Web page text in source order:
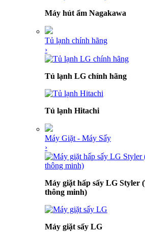
Máy hút ẩm Nagakawa
Tủ lạnh chính hãng
›
Tủ lạnh LG chính hãng
Tủ lạnh Hitachi
Máy Giặt - Máy Sấy
›
Máy giặt hấp sấy LG Styler
thông minh)
Máy giặt sấy LG